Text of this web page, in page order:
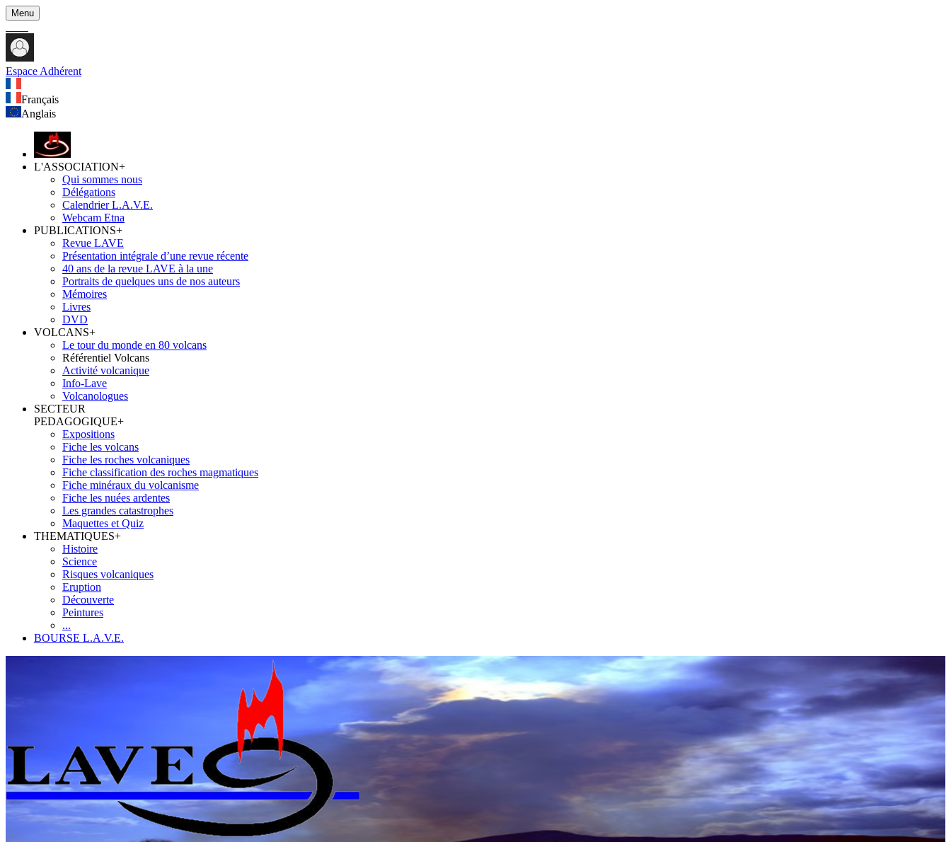
Menu
Espace Adhérent
Français
Anglais
L'ASSOCIATION+
Qui sommes nous
Délégations
Calendrier L.A.V.E.
Webcam Etna
PUBLICATIONS+
Revue LAVE
Présentation intégrale d’une revue récente
40 ans de la revue LAVE à la une
Portraits de quelques uns de nos auteurs
Mémoires
Livres
DVD
VOLCANS+
Le tour du monde en 80 volcans
Référentiel Volcans
Activité volcanique
Info-Lave
Volcanologues
SECTEUR
PEDAGOGIQUE+
Expositions
Fiche les volcans
Fiche les roches volcaniques
Fiche classification des roches magmatiques
Fiche minéraux du volcanisme
Fiche les nuées ardentes
Les grandes catastrophes
Maquettes et Quiz
THEMATIQUES+
Histoire
Science
Risques volcaniques
Eruption
Découverte
Peintures
...
BOURSE L.A.V.E.